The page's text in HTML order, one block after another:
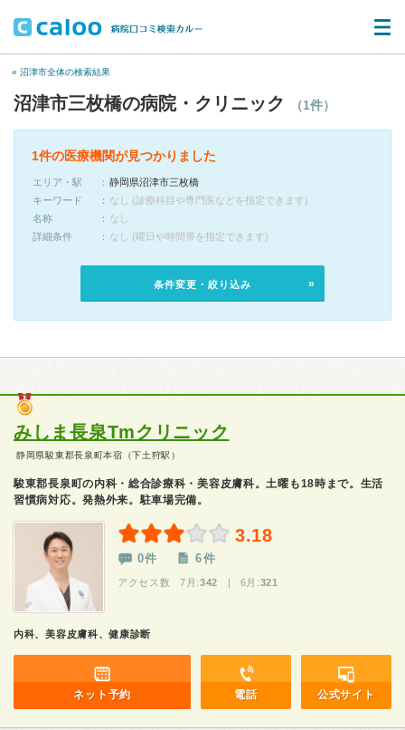
« 沼津市全体の検索結果
沼津市三枚橋の病院・クリニック （1件）
1件の医療機関が見つかりました
エリア・駅
静岡県沼津市三枚橋
キーワード
なし (診療科目や専門医などを指定できます)
名称
なし
詳細条件
なし (曜日や時間帯を指定できます)
条件変更・絞り込み
みしま長泉Tmクリニック
静岡県駿東郡長泉町本宿（下土狩駅）
駿東郡長泉町の内科・総合診療科・美容皮膚科。土曜も18時まで。生活
習慣病対応。発熱外来。駐車場完備。
3.18
0件 6件
アクセス数 7月:342 | 6月:321
内科、美容皮膚科、健康診断
ネット予約 電話 公式サイト